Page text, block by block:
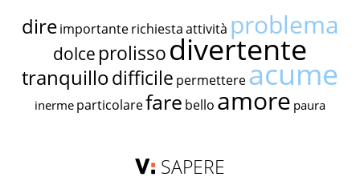
dire importante richiestaattività problema
dolce prolissodivertente
tranquillodifficile permettereacume
inerme particolarefare bello amore paura
SAPERE